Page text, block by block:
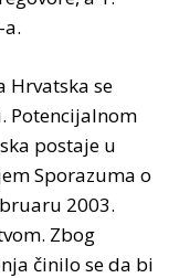
Hrvatska se
Potencijalnom
postaje u
Sporazuma o
2003.
Zbog
činilo se da bi